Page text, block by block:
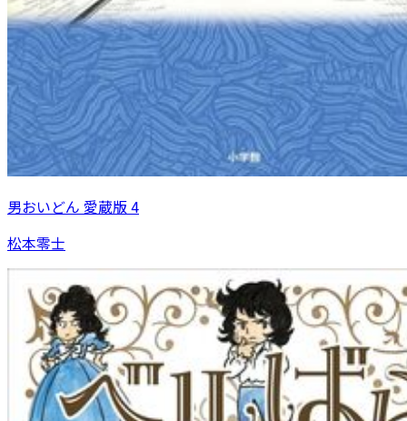
男おいどん 愛蔵版 4
松本零士